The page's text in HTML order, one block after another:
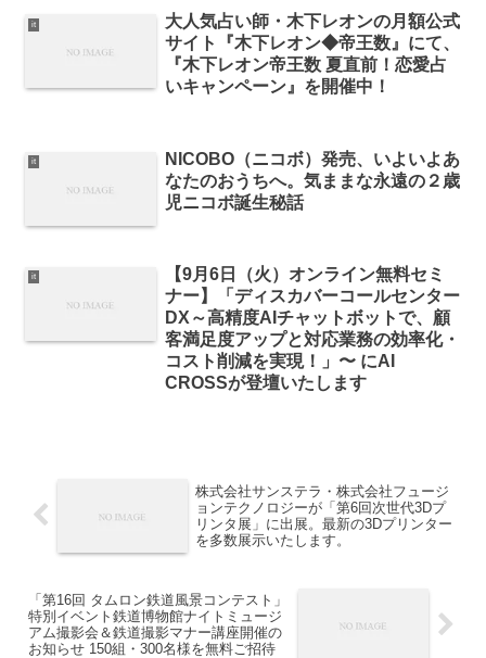
it
大人気占い師・木下レオンの月額公式
サイト『木下レオン◆帝王数』にて、
『木下レオン帝王数 夏直前！恋愛占
いキャンペーン』を開催中！
it
NICOBO（ニコボ）発売、いよいよあ
なたのおうちへ。気ままな永遠の２歳
児ニコボ誕生秘話
it
【9月6日（火）オンライン無料セミ
ナー】「ディスカバーコールセンター
DX～高精度AIチャットボットで、顧
客満足度アップと対応業務の効率化・
コスト削減を実現！」〜 にAI
CROSSが登壇いたします
株式会社サンステラ・株式会社フュージ
ョンテクノロジーが「第6回次世代3Dプ
リンタ展」に出展。最新の3Dプリンター
を多数展示いたします。
「第16回 タムロン鉄道風景コンテスト」
特別イベント鉄道博物館ナイトミュージ
アム撮影会＆鉄道撮影マナー講座開催の
お知らせ 150組・300名様を無料ご招待